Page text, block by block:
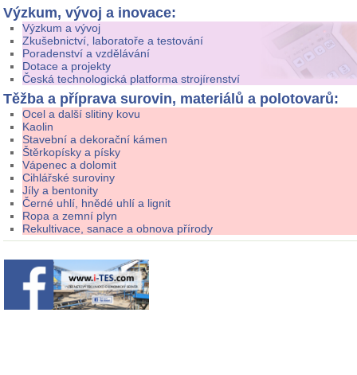
Výzkum, vývoj a inovace:
Výzkum a vývoj
Zkušebnictví, laboratoře a testování
Poradenství a vzdělávání
Dotace a projekty
Česká technologická platforma strojírenství
Těžba a příprava surovin, materiálů a polotovarů:
Ocel a další slitiny kovu
Kaolin
Stavební a dekorační kámen
Štěrkopísky a písky
Vápenec a dolomit
Cihlářské suroviny
Jíly a bentonity
Černé uhlí, hnědé uhlí a lignit
Ropa a zemní plyn
Rekultivace, sanace a obnova přírody